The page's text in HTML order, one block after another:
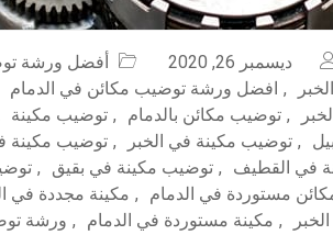
ديسمبر 26, 2020 أفضل ورشة
, افضل ورشة توضيب مكائن في الدمام
, توضيب مكائن بالدمام , توضيب مكينة
, توضيب مكينة في الخبر , توضيب مكينة
في القطيف , توضيب مكينة في بقيق ,
مستوردة في الدمام , مكينة مجددة في
, مكينة مستوردة في الدمام , ورشة